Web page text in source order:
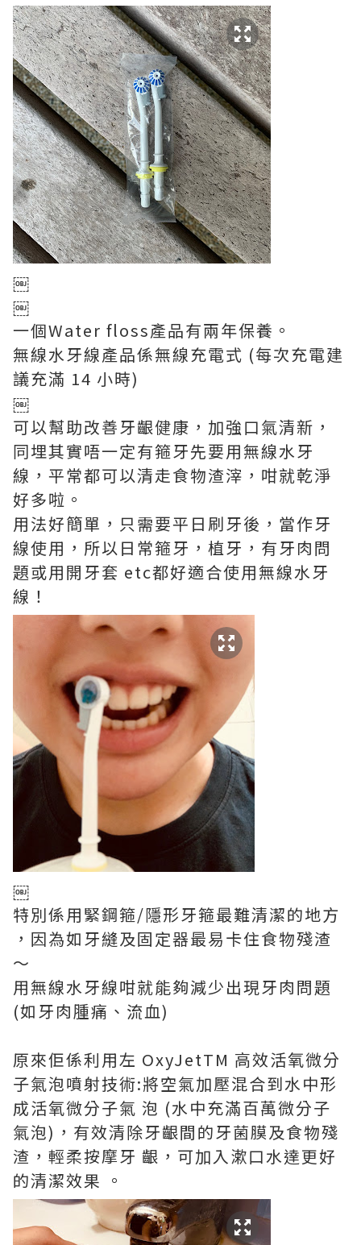
￼
￼
一個Water floss產品有兩年保養。
無線水牙線產品係無線充電式 (每次充電建
議充滿 14 小時)
￼
可以幫助改善牙齦健康，加強口氣清新，
同埋其實唔一定有箍牙先要用無線水牙
線 ，平常都可以清走食物渣滓，咁就乾淨
好多啦。
用法好簡單，只需要平日刷牙後，當作牙
線使用，所以日常箍牙，植牙，有牙肉問
題或用開牙套 etc都好適合使用無線水牙
線 ！
￼
特別係用緊鋼箍/隱形牙箍最難清潔的地方
，因為如牙縫及固定器最易卡住食物殘渣
～
用無線水牙線咁就能夠減少出現牙肉問題
(如牙肉腫痛、流血)
原來佢係利用左 OxyJetTM 高效活氧微分
子氣泡噴射技術:將空氣加壓混合到水中形
成活氧微分子氣 泡 (水中充滿百萬微分子
氣泡)，有效清除牙齦間的牙菌膜及食物殘
渣，輕柔按摩牙 齦，可加入漱口水達更好
的清潔效果 。